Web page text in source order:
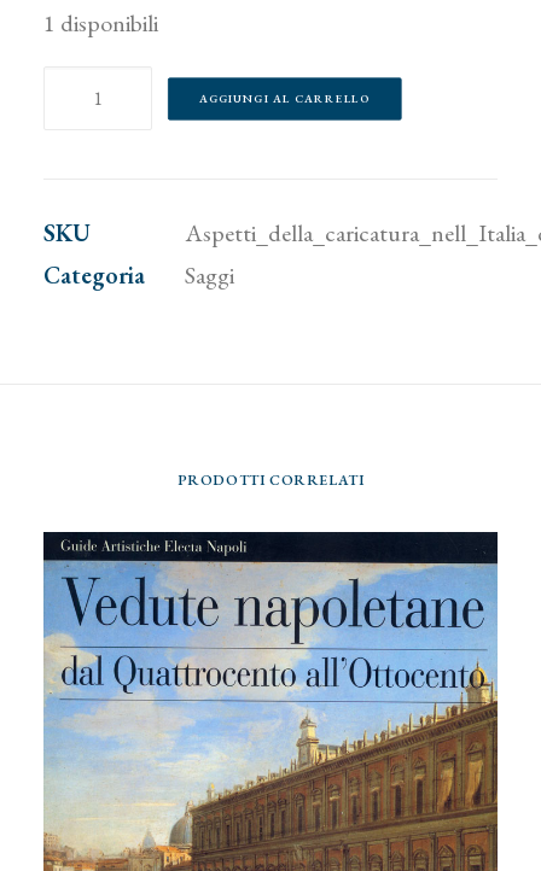
1 disponibili
Aspetti
quantità
AGGIUNGI AL CARRELLO
SKU
Categoria
Saggi
PRODOTTI CORRELATI